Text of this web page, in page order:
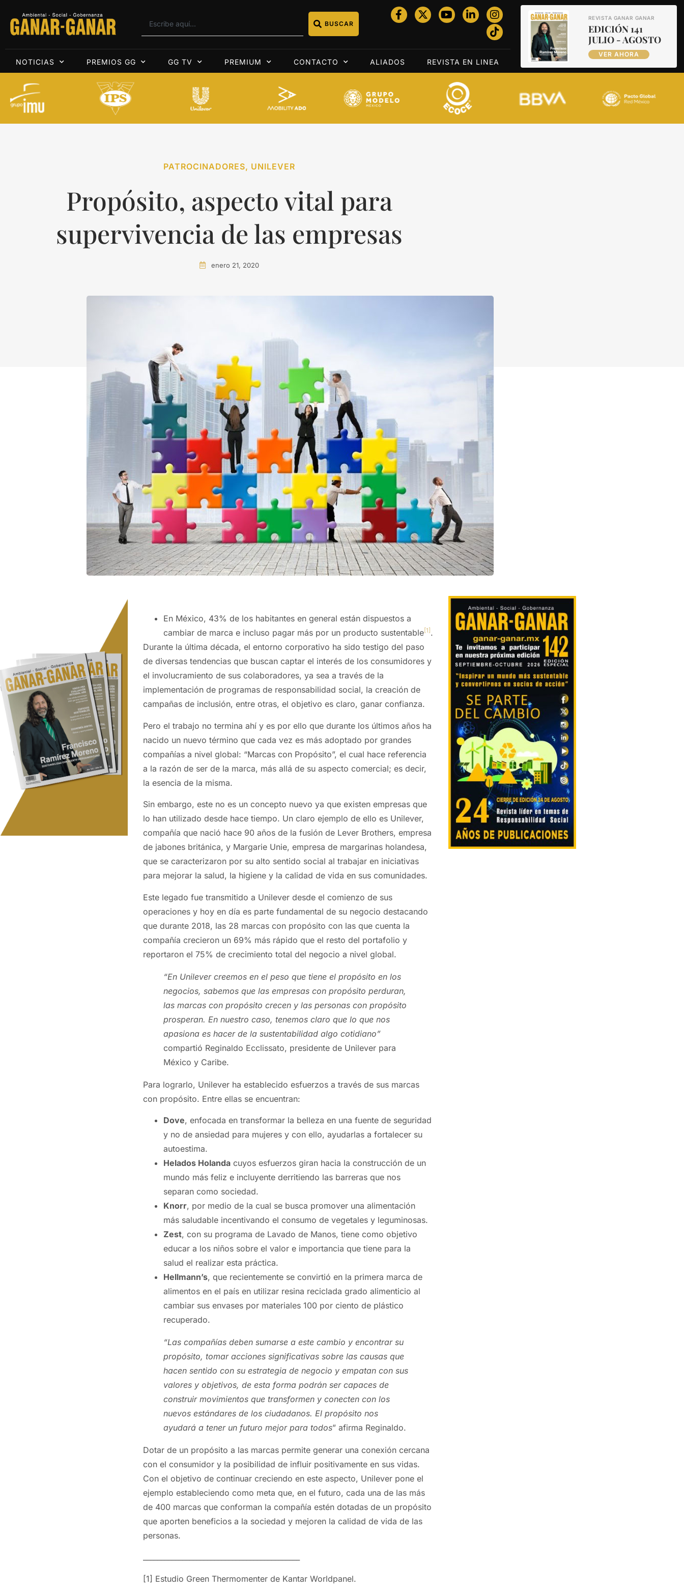
BUSCAR
NOTICIAS PREMIOS GG GG TV PREMIUM CONTACTO ALIADOS REVISTA EN LINEA
REVISTA GANAR GANAR
EDICIÓN 141
JULIO - AGOSTO
VER AHORA
PATROCINADORES, UNILEVER
Propósito, aspecto vital para
supervivencia de las empresas
enero 21, 2020
En México, 43% de los habitantes en general están dispuestos a
cambiar de marca e incluso pagar más por un producto sustentable[1] .
Durante la última década, el entorno corporativo ha sido testigo del paso
de diversas tendencias que buscan captar el interés de los consumidores y
el involucramiento de sus colaboradores, ya sea a través de la
implementación de programas de responsabilidad social, la creación de
campañas de inclusión, entre otras, el objetivo es claro, ganar confianza.
Pero el trabajo no termina ahí y es por ello que durante los últimos años ha
nacido un nuevo término que cada vez es más adoptado por grandes
compañías a nivel global: “Marcas con Propósito”, el cual hace referencia
a la razón de ser de la marca, más allá de su aspecto comercial; es decir,
la esencia de la misma.
Sin embargo, este no es un concepto nuevo ya que existen empresas que
lo han utilizado desde hace tiempo. Un claro ejemplo de ello es Unilever,
compañía que nació hace 90 años de la fusión de Lever Brothers, empresa
de jabones británica, y Margarie Unie, empresa de margarinas holandesa,
que se caracterizaron por su alto sentido social al trabajar en iniciativas
para mejorar la salud, la higiene y la calidad de vida en sus comunidades.
Este legado fue transmitido a Unilever desde el comienzo de sus
operaciones y hoy en día es parte fundamental de su negocio destacando
que durante 2018, las 28 marcas con propósito con las que cuenta la
compañía crecieron un 69% más rápido que el resto del portafolio y
reportaron el 75% de crecimiento total del negocio a nivel global.
“En Unilever creemos en el peso que tiene el propósito en los
negocios, sabemos que las empresas con propósito perduran,
las marcas con propósito crecen y las personas con propósito
prosperan. En nuestro caso, tenemos claro que lo que nos
apasiona es hacer de la sustentabilidad algo cotidiano”
compartió Reginaldo Ecclissato, presidente de Unilever para
México y Caribe.
Para lograrlo, Unilever ha establecido esfuerzos a través de sus marcas
con propósito. Entre ellas se encuentran:
Dove, enfocada en transformar la belleza en una fuente de seguridad
y no de ansiedad para mujeres y con ello, ayudarlas a fortalecer su
autoestima.
Helados Holandacuyos esfuerzos giran hacia la construcción de un
mundo más feliz e incluyente derritiendo las barreras que nos
separan como sociedad.
Knorr, por medio de la cual se busca promover una alimentación
más saludable incentivando el consumo de vegetales y leguminosas.
Zest, con su programa de Lavado de Manos, tiene como objetivo
educar a los niños sobre el valor e importancia que tiene para la
salud el realizar esta práctica.
Hellmann’s, que recientemente se convirtió en la primera marca de
alimentos en el país en utilizar resina reciclada grado alimenticio al
cambiar sus envases por materiales 100 por ciento de plástico
recuperado.
“Las compañías deben sumarse a este cambio y encontrar su
propósito, tomar acciones significativas sobre las causas que
hacen sentido con su estrategia de negocio y empatan con sus
valores y objetivos, de esta forma podrán ser capaces de
construir movimientos que transformen y conecten con los
nuevos estándares de los ciudadanos. El propósito nos
ayudará a tener un futuro mejor para todos” afirma Reginaldo.
Dotar de un propósito a las marcas permite generar una conexión cercana
con el consumidor y la posibilidad de influir positivamente en sus vidas.
Con el objetivo de continuar creciendo en este aspecto, Unilever pone el
ejemplo estableciendo como meta que, en el futuro, cada una de las más
de 400 marcas que conforman la compañía estén dotadas de un propósito
que aporten beneficios a la sociedad y mejoren la calidad de vida de las
personas.
[1] Estudio Green Thermomenter de Kantar Worldpanel.